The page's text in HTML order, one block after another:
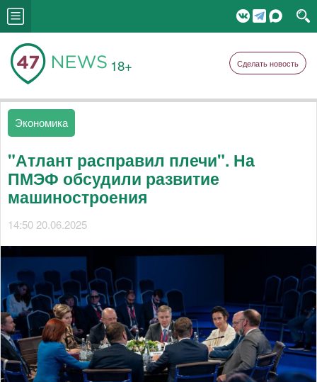
18+ Сделать новость
Экономика
"Атлант расправил плечи". На
ПМЭФ обсудили развитие
машиностроения
14:50 20.06.2025